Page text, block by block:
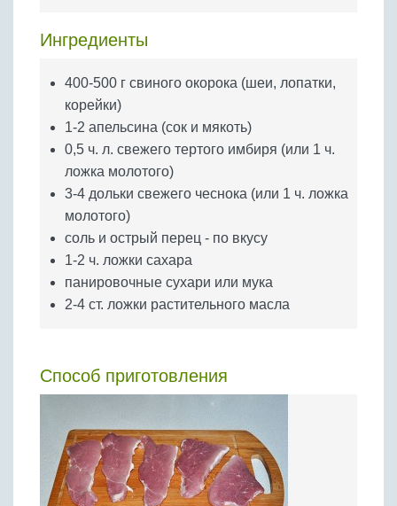
Яйца
Ингредиенты
400-500 г свиного окорока (шеи, лопатки,
корейки)
1-2 апельсина (сок и мякоть)
0,5 ч. л. свежего тертого имбиря (или 1 ч.
ложка молотого)
3-4 дольки свежего чеснока (или 1 ч. ложка
молотого)
соль и острый перец - по вкусу
1-2 ч. ложки сахара
панировочные сухари или мука
2-4 ст. ложки растительного масла
Способ приготовления